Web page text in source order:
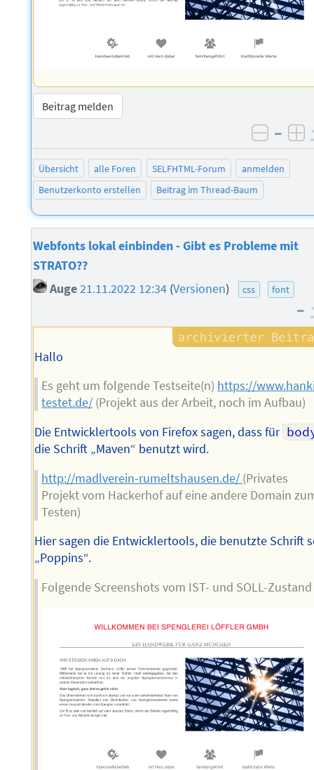
Beitrag melden
–
Übersicht alle Foren SELFHTML-Forum
anmelden
Benutzerkonto erstellen
Beitrag im Thread-Baum
Webfonts lokal einbinden - Gibt es Probleme mit
STRATO??
Auge21.11.2022 12:34 (Versionen) css font
–
Hallo
Es geht um folgende Testseite(n) https://
testet.de/ (Projekt aus der Arbeit, noch im Aufbau)
Die Entwicklertools von Firefox sagen, dass für
die Schrift „Maven“ benutzt wird.
http://madlverein-rumeltshausen.de/ (Privates
Projekt vom Hackerhof auf eine andere Domain
Testen)
Hier sagen die Entwicklertools, die benutzte Schrift
„Poppins“.
Folgende Screenshots vom IST- und SOLL-Zustand